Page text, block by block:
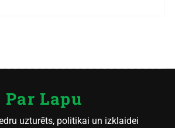
Par Lapu
uzturēts, politikai un izklaidei